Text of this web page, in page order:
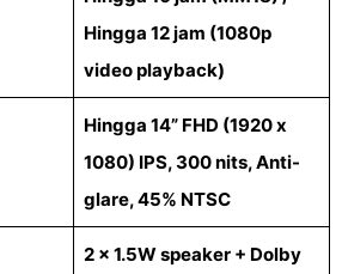
Hingga 12 jam (1080p
video playback)
Hingga 14” FHD (1920 x
1080) IPS, 300 nits, Anti-
glare, 45% NTSC
2 x 1.5W speaker + Dolby